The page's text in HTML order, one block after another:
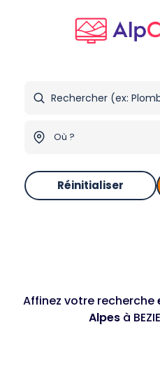
Réinitialiser
Affinez votre recherche
Alpes à